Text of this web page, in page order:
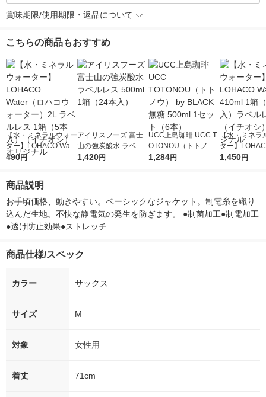
賞味期限/使用期限・返品について
こちらの商品もおすすめ
【水・ミネラルウォー
ター】LOHACO Wate
r（ロハコウォータ
シ） オリジナル
490円
アイリスフーズ 富士
山の強炭酸水 ラベル
レス 500ml 1箱（24
1,420円
UCC上島珈琲 UCC T
OTONOU（トトノ
ウ） by BLACK無糖 5
1,284円
【水・ミネラ
ター】
r 410ml 1箱（
1,450円
商品説明
お手頃価格、動きやすい。ベーシックなジャケット。制電糸を織り
込んだ生地。不快な静電気の発生を防ぎます。 ●制菌加工●制電加工
●透け防止効果●ストレッチ
商品仕様/スペック
カラー サックス
サイズ M
対象 女性用
着丈 71cm